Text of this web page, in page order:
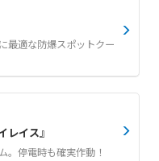
最適な防爆スポットクー
レイス』
。停電時も確実作動！